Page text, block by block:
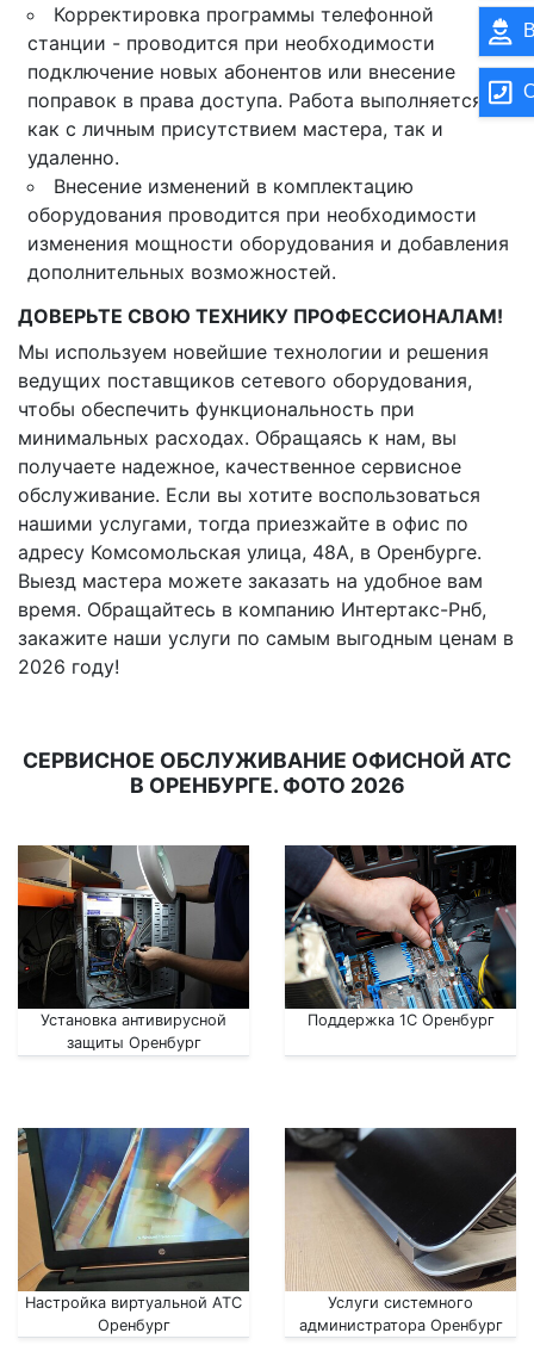
Корректировка программы телефонной
станции - проводится при необходимости
подключение новых абонентов или внесение
поправок в права доступа. Работа выполняется
как с личным присутствием мастера, так и
удаленно.
Внесение изменений в комплектацию
оборудования проводится при необходимости
изменения мощности оборудования и добавления
дополнительных возможностей.
ДОВЕРЬТЕ СВОЮ ТЕХНИКУ ПРОФЕССИОНАЛАМ!
Мы используем новейшие технологии и решения
ведущих поставщиков сетевого оборудования,
чтобы обеспечить функциональность при
минимальных расходах. Обращаясь к нам, вы
получаете надежное, качественное сервисное
обслуживание. Если вы хотите воспользоваться
нашими услугами, тогда приезжайте в офис по
адресу Комсомольская улица, 48А, в Оренбурге.
Выезд мастера можете заказать на удобное вам
время. Обращайтесь в компанию Интертакс-Рнб,
закажите наши услуги по самым выгодным ценам в
2026 году!
СЕРВИСНОЕ ОБСЛУЖИВАНИЕ ОФИСНОЙ АТС
В ОРЕНБУРГЕ. ФОТО 2026
Установка антивирусной
защиты Оренбург
Поддержка 1С Оренбург
Настройка виртуальной АТС
Оренбург
Услуги системного
администратора Оренбург